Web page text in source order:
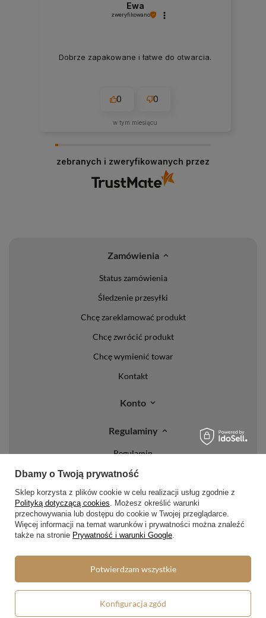
Ewa
zweryfikowano
Dobrze zapakowane i łatwe do otwarcia.
0 0
w tym miesiącu
zebranych i zweryfikowanych przez
Zamówienia
Status zamówienia
Śledzenie przesyłki
Chcę zareklamować produkt
Chcę zwrócić produkt
Chcę wymienić towar
Kontakt
Konto
Regulaminy
Regulamin
Polityka prywatności i cookies
Lista form płatności
Zasady dotyczące zwrotów
Formy dostawy
Media społecznościowe
Dbamy o Twoją prywatność
Sklep korzysta z plików cookie w celu realizacji usług zgodnie z
Polityką dotyczącą cookies. Możesz określić warunki
przechowywania lub dostępu do cookie w Twojej przeglądarce.
Więcej informacji na temat warunków i prywatności można znaleźć
także na stronie Prywatność i warunki Google.
Konfiguracja zgód
Potwierdzam wszystkie